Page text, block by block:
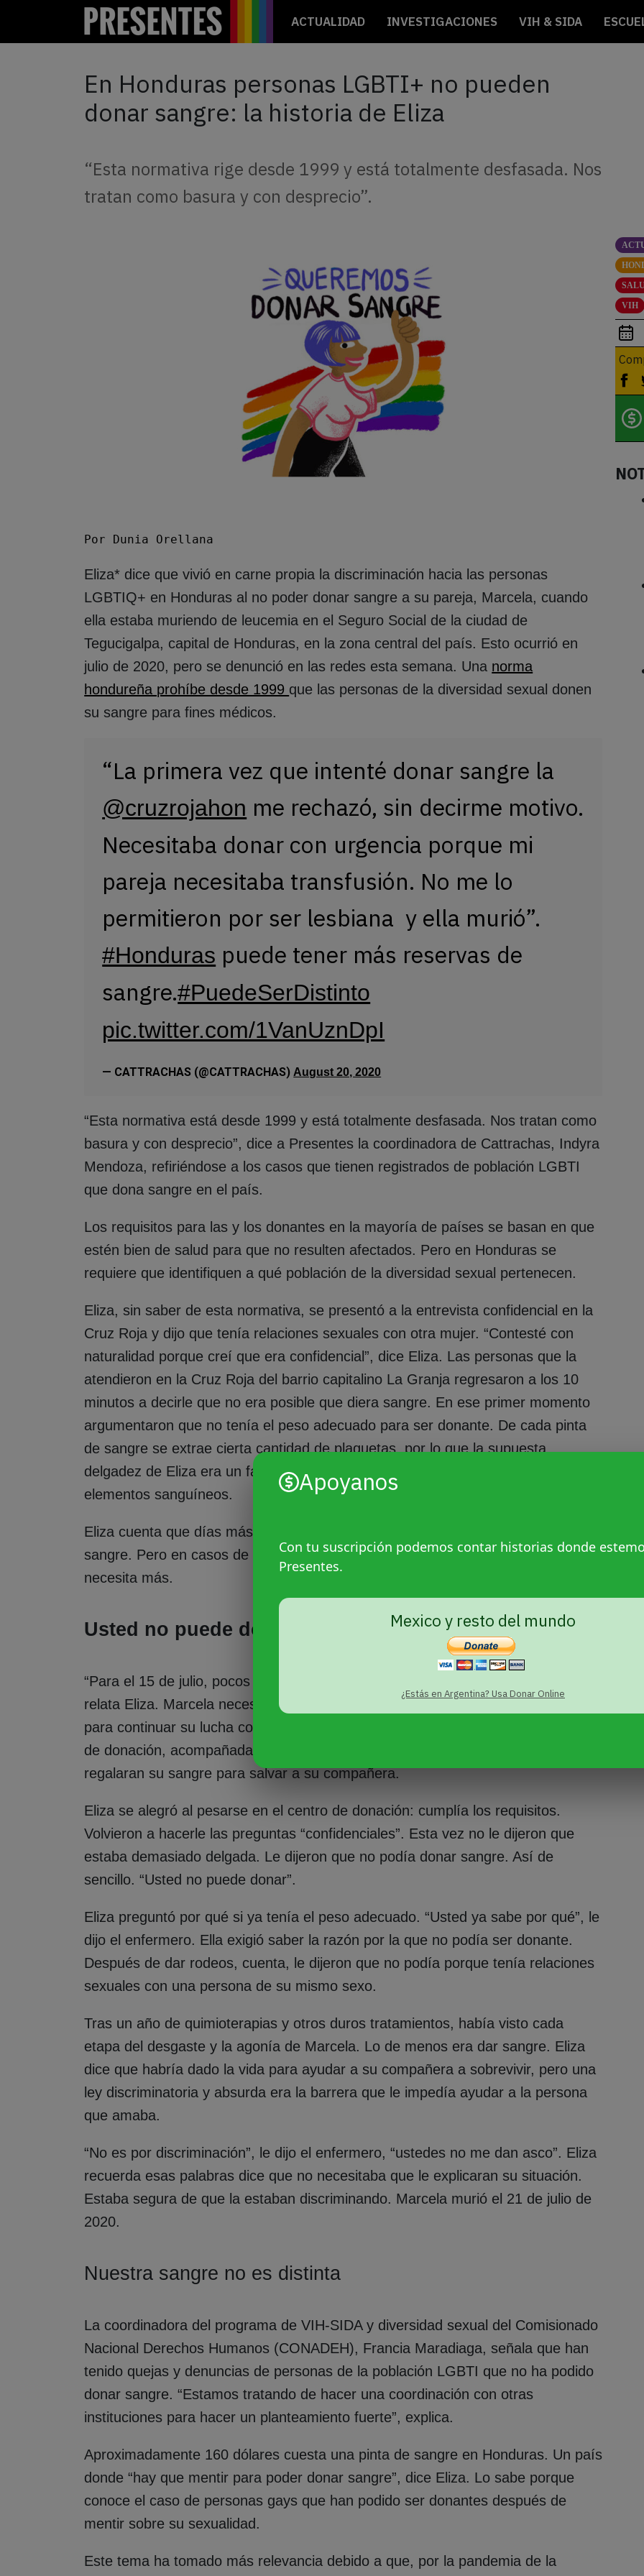
ACTUALIDAD INVESTIGACIONES VIH & SIDA
Apoyanos
Con tu suscripción podemos contar historias donde
Presentes.
Mexico y resto del mundo
¿Estás en Argentina? Usa Donar Online
En Honduras personas LGBTI+ no pueden
donar sangre: la historia de Eliza
“Esta normativa rige desde 1999 y está totalmente desfasada. Nos
tratan como basura y con desprecio”.
Por Dunia Orellana
Eliza* dice que vivió en carne propia la discriminación hacia las personas
LGBTIQ+ en Honduras al no poder donar sangre a su pareja, Marcela, cuando
ella estaba muriendo de leucemia en el Seguro Social de la ciudad de
Tegucigalpa, capital de Honduras, en la zona central del país. Esto ocurrió en
julio de 2020, pero se denunció en las redes esta semana. Una norma
hondureña prohíbe desde 1999 que las personas de la diversidad sexual donen
su sangre para fines médicos.
“La primera vez que intenté donar sangre la
@cruzrojahon me rechazó, sin decirme motivo.
Necesitaba donar con urgencia porque mi
pareja necesitaba transfusión. No me lo
permitieron por ser lesbiana y ella murió”.
#Honduras puede tener más reservas de
sangre.#PuedeSerDistinto
pic.twitter.com/1VanUznDpI
— CATTRACHAS (@CATTRACHAS) August 20, 2020
“Esta normativa está desde 1999 y está totalmente desfasada. Nos tratan como
basura y con desprecio”, dice a Presentes la coordinadora de Cattrachas, Indyra
Mendoza, refiriéndose a los casos que tienen registrados de población LGBTI
que dona sangre en el país.
Los requisitos para las y los donantes en la mayoría de países se basan en que
estén bien de salud para que no resulten afectados. Pero en Honduras se
requiere que identifiquen a qué población de la diversidad sexual pertenecen.
Eliza, sin saber de esta normativa, se presentó a la entrevista confidencial en la
Cruz Roja y dijo que tenía relaciones sexuales con otra mujer. “Contesté con
naturalidad porque creí que era confidencial”, dice Eliza. Las personas que la
atendieron en la Cruz Roja del barrio capitalino La Granja regresaron a los 10
minutos a decirle que no era posible que diera sangre. En ese primer momento
argumentaron que no tenía el peso adecuado para ser donante. De cada pinta
de sangre se extrae cierta cantidad de plaquetas, por lo que la supuesta
delgadez de Eliza era un factor de riesgo al momento de proveer esos
elementos sanguíneos.
Eliza cuenta que días más tarde había conseguido que conocidxs suyos donaran
sangre. Pero en casos de leucemia linfoblástica, como el de Marcela, se
necesita más.
Usted no puede donar
“Para el 15 de julio, pocos días antes de morir, Marcela se había puesto peor”,
relata Eliza. Marcela necesitaba con urgencia una nueva cantidad de plaquetas
para continuar su lucha contra la leucemia linfoblástica. Eliza se dirigió al centro
de donación, acompañada por otras personas con el fin de que también
regalaran su sangre para salvar a su compañera.
Eliza se alegró al pesarse en el centro de donación: cumplía los requisitos.
Volvieron a hacerle las preguntas “confidenciales”. Esta vez no le dijeron que
estaba demasiado delgada. Le dijeron que no podía donar sangre. Así de
sencillo. “Usted no puede donar”.
Eliza preguntó por qué si ya tenía el peso adecuado. “Usted ya sabe por qué”, le
dijo el enfermero. Ella exigió saber la razón por la que no podía ser donante.
Después de dar rodeos, cuenta, le dijeron que no podía porque tenía relaciones
sexuales con una persona de su mismo sexo.
Tras un año de quimioterapias y otros duros tratamientos, había visto cada
etapa del desgaste y la agonía de Marcela. Lo de menos era dar sangre. Eliza
dice que habría dado la vida para ayudar a su compañera a sobrevivir, pero una
ley discriminatoria y absurda era la barrera que le impedía ayudar a la persona
que amaba.
“No es por discriminación”, le dijo el enfermero, “ustedes no me dan asco”. Eliza
recuerda esas palabras dice que no necesitaba que le explicaran su situación.
Estaba segura de que la estaban discriminando. Marcela murió el 21 de julio de
2020.
Nuestra sangre no es distinta
La coordinadora del programa de VIH-SIDA y diversidad sexual del Comisionado
Nacional Derechos Humanos (CONADEH), Francia Maradiaga, señala que han
tenido quejas y denuncias de personas de la población LGBTI que no ha podido
donar sangre. “Estamos tratando de hacer una coordinación con otras
instituciones para hacer un planteamiento fuerte”, explica.
Aproximadamente 160 dólares cuesta una pinta de sangre en Honduras. Un país
donde “hay que mentir para poder donar sangre”, dice Eliza. Lo sabe porque
conoce el caso de personas gays que han podido ser donantes después de
mentir sobre su sexualidad.
Este tema ha tomado más relevancia debido a que, por la pandemia de la
VIH